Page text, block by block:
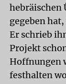
hebräischen
gegeben
Er schrieb
Projekt
Hoffnungen
festhalten